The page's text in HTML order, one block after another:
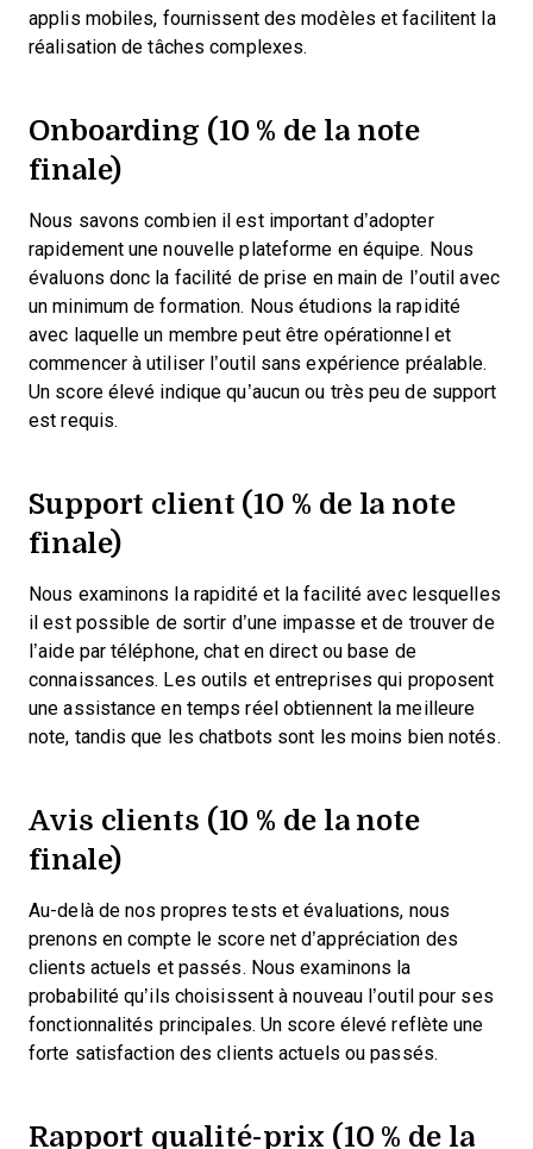
applis mobiles, fournissent des modèles et facilitent la
réalisation de tâches complexes.
Onboarding (10 % de la note
finale)
Nous savons combien il est important d’adopter
rapidement une nouvelle plateforme en équipe. Nous
évaluons donc la facilité de prise en main de l’outil avec
un minimum de formation. Nous étudions la rapidité
avec laquelle un membre peut être opérationnel et
commencer à utiliser l’outil sans expérience préalable.
Un score élevé indique qu’aucun ou très peu de support
est requis.
Support client (10 % de la note
finale)
Nous examinons la rapidité et la facilité avec lesquelles
il est possible de sortir d’une impasse et de trouver de
l’aide par téléphone, chat en direct ou base de
connaissances. Les outils et entreprises qui proposent
une assistance en temps réel obtiennent la meilleure
note, tandis que les chatbots sont les moins bien notés.
Avis clients (10 % de la note
finale)
Au-delà de nos propres tests et évaluations, nous
prenons en compte le score net d’appréciation des
clients actuels et passés. Nous examinons la
probabilité qu’ils choisissent à nouveau l’outil pour ses
fonctionnalités principales. Un score élevé reflète une
forte satisfaction des clients actuels ou passés.
Rapport qualité-prix (10 % de la